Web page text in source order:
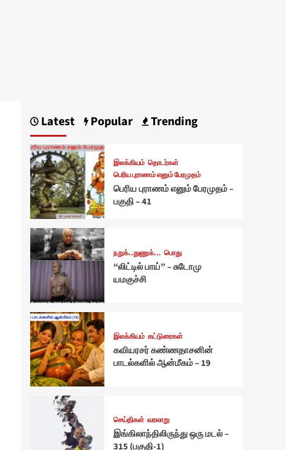
Latest Popular Trending
இலக்கியம் தொடர்கள்
பெரிய புராணம் எனும் பேரமுதம்
பெரிய புராணம் எனும் பேரமுதம் –
பகுதி – 41
நறுக்..துணுக்... பொது
“லிட்டில் பாய்” – சுடோமு
யமகுச்சி
இலக்கியம் கட்டுரைகள்
கவியரசர் கண்ணதாசனின்
பாடல்களில் ஆன்மீகம் – 19
செய்திகள் வரலாறு
இங்கிலாந்திலிருந்து ஒரு மடல் –
315 (பகுதி-1)